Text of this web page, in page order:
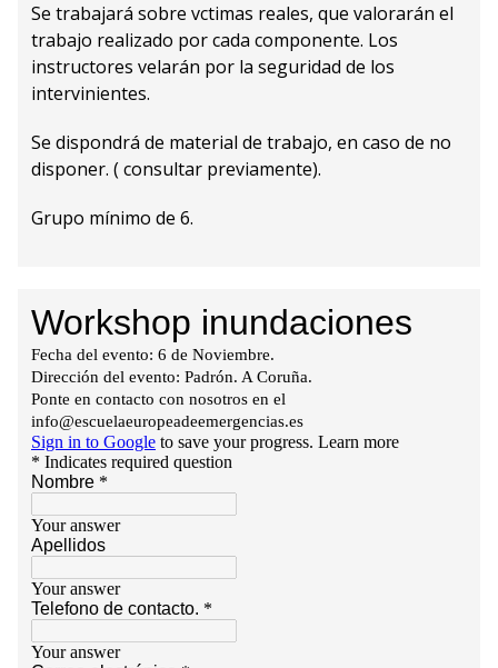
Se trabajará sobre vctimas reales, que valorarán el
trabajo realizado por cada componente. Los
instructores velarán por la seguridad de los
intervinientes.
Se dispondrá de material de trabajo, en caso de no
disponer. ( consultar previamente).
Grupo mínimo de 6.